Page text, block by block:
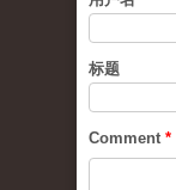
标题
Comment *